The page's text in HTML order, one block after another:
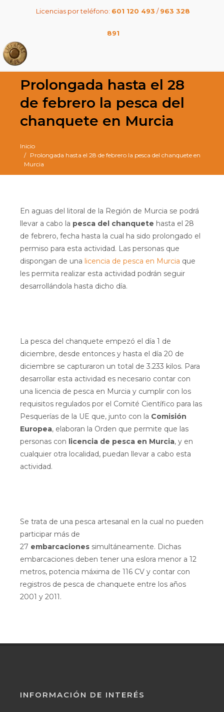
Licencias por teléfono: 601 120 493 /963 328
891
Prolongada hasta el 28
de febrero la pesca del
chanquete en Murcia
Inicio
Prolongada hasta el 28 de febrero la pesca del chanquete en
Murcia
En aguas del litoral de la Región de Murcia se podrá
llevar a cabo la pesca del chanquete hasta el 28
de febrero, fecha hasta la cual ha sido prolongado el
permiso para esta actividad. Las personas que
dispongan de una licencia de pesca en Murcia que
les permita realizar esta actividad podrán seguir
desarrollándola hasta dicho día.
La pesca del chanquete empezó el día 1 de
diciembre, desde entonces y hasta el día 20 de
diciembre se capturaron un total de 3.233 kilos. Para
desarrollar esta actividad es necesario contar con
una licencia de pesca en Murcia y cumplir con los
requisitos regulados por el Comité Científico para las
Pesquerías de la UE que, junto con la Comisión
Europea, elaboran la Orden que permite que las
personas con licencia de pesca en Murcia, y en
cualquier otra localidad, puedan llevar a cabo esta
actividad.
Se trata de una pesca artesanal en la cual no pueden
participar más de
27 embarcaciones simultáneamente. Dichas
embarcaciones deben tener una eslora menor a 12
metros, potencia máxima de 116 CV y contar con
registros de pesca de chanquete entre los años
2001 y 2011.
INFORMACIÓN DE INTERÉS